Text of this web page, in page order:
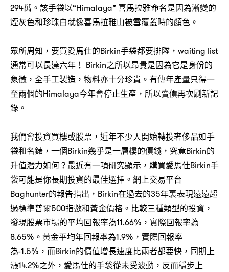
294萬。該手袋以“Himalaya” 喜馬拉雅命名是因為漸變的
煙灰色和珍珠白就像喜馬拉雅山被雪覆蓋時的顏色。
眾所周知，要買愛馬仕的Birkin手袋都要排隊，waiting list
通常可以長達六年！ Birkin之所以昂貴是因為它是身份的
象徵，全手工製造，物料亦十分珍貴。有傳年產量只得一
至兩個的Himalaya今年會停止生產，所以賣價再次刷新記
錄。
我們會投資買樓或股票，近年不少人開始轉投奢侈品如手
袋和名錶，一個Birkin幾乎是一層樓的價錢，究竟Birkin的
升值潛力如何？最近有一項研究顯示，購買愛馬仕Birkin手
袋可能是你長期投資的最佳選擇。網上交易平台
Baghunter的報告指出，Birkin在過去的35年裏表現遠遠超
過標準普爾500指數和黃金價格。比較三種類型的投資，
發現股票市場的平均回報率為11.66%，實際回報率為
8.65%。黃金平均年回報率為1.9%，實際回報率
為-1.5%，而Birkin的價值增長速度比兩者都要快，同期上
漲14.2%之外，愛馬仕的手袋從未受波動，反而穩步上